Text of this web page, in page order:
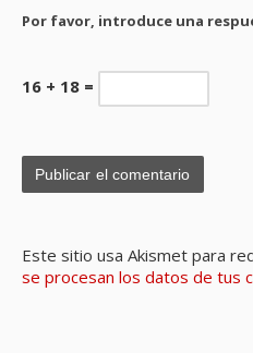
Por favor, introduce una
16 + 18 =
Este sitio usa Akismet para
se procesan los datos de tus